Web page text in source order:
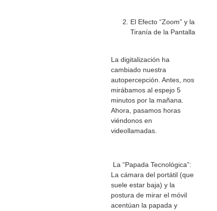
El Efecto “Zoom” y la
Tiranía de la Pantalla
La digitalización ha
cambiado nuestra
autopercepción. Antes, nos
mirábamos al espejo 5
minutos por la mañana.
Ahora, pasamos horas
viéndonos en
videollamadas.
La “Papada Tecnológica”:
La cámara del portátil (que
suele estar baja) y la
postura de mirar el móvil
acentúan la papada y